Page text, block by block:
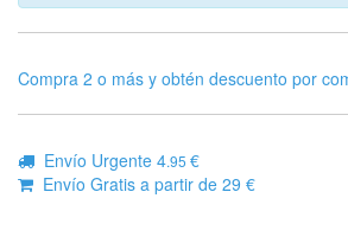
Compra 2 o más y obtén descuento por
Envío Urgente 4.95 €
Envío Gratis a partir de 29 €